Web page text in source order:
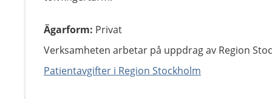
Ägarform: Privat
Verksamheten arbetar på uppdrag av Region
Patientavgifter i Region Stockholm